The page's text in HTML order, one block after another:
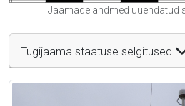
Jaamade andmed uuendatud
Tugijaama staatuse selgitused